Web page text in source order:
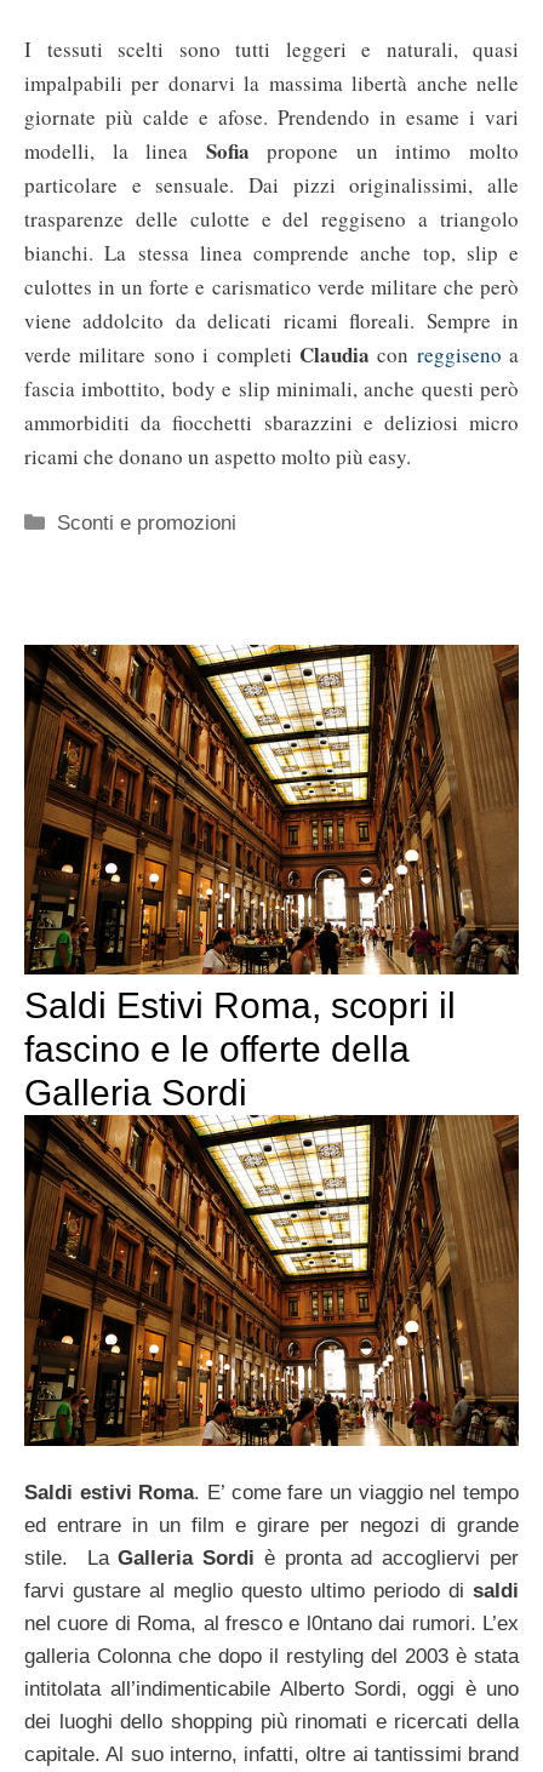
I tessuti scelti sono tutti leggeri e naturali, quasi
impalpabili per donarvi la massima libertà anche nelle
giornate più calde e afose. Prendendo in esame i vari
modelli, la linea Sofia propone un intimo molto
particolare e sensuale. Dai pizzi originalissimi, alle
trasparenze delle culotte e del reggiseno a triangolo
bianchi. La stessa linea comprende anche top, slip e
culottes in un forte e carismatico verde militare che però
viene addolcito da delicati ricami floreali. Sempre in
verde militare sono i completi Claudia con reggiseno a
fascia imbottito, body e slip minimali, anche questi però
ammorbiditi da fiocchetti sbarazzini e deliziosi micro
ricami che donano un aspetto molto più easy.
Categorie
Sconti e promozioni
Saldi Estivi Roma, scopri il
fascino e le offerte della
Galleria Sordi
Saldi estivi Roma. E’ come fare un viaggio nel tempo
ed entrare in un film e girare per negozi di grande
stile. LaGalleria Sordi è pronta ad accogliervi per
farvi gustare al meglio questo ultimo periodo di saldi
nel cuore di Roma, al fresco e l0ntano dai rumori. L’ex
galleria Colonna che dopo il restyling del 2003 è stata
intitolata all’indimenticabile Alberto Sordi, oggi è uno
dei luoghi dello shopping più rinomati e ricercati della
capitale. Al suo interno, infatti, oltre ai tantissimi brand